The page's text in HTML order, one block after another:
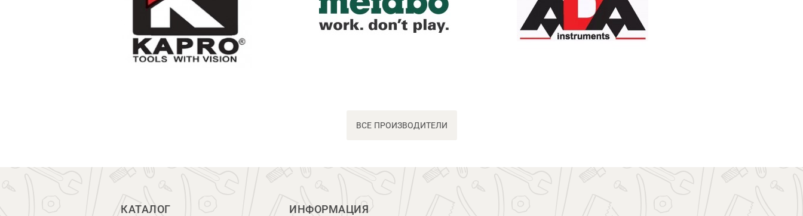
ВСЕ ПРОИЗВОДИТЕЛИ
КАТАЛОГ ИНФОРМАЦИЯ